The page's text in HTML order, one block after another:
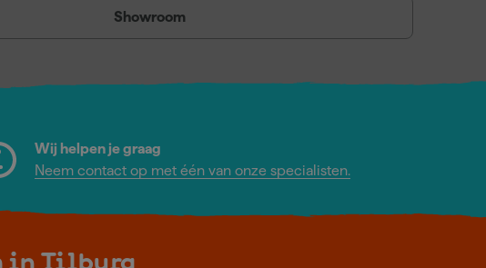
Showroom
Wij helpen je graag
Neem contact op met één van onze specialisten.